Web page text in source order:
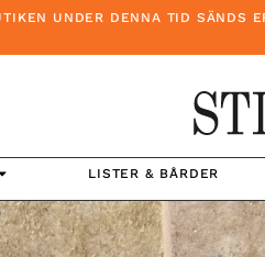
DENNA TID SÄNDS
LISTER & BÅRDER